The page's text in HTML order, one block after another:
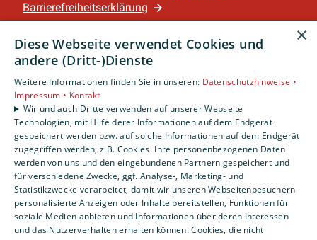
Barrierefreiheitserklärung
Leistungen
Privatkunden
Gewerbekunden
Karriere
Unternehmen
Standort
Nürnberg
×
Diese Webseite verwendet Cookies und
andere (Dritt-)Dienste
Weitere Informationen finden Sie in unseren: Datenschutzhinweise •
Impressum • Kontakt
Wir und auch Dritte verwenden auf unserer Webseite
Technologien, mit Hilfe derer Informationen auf dem Endgerät
gespeichert werden bzw. auf solche Informationen auf dem Endgerät
zugegriffen werden, z.B. Cookies. Ihre personenbezogenen Daten
werden von uns und den eingebundenen Partnern gespeichert und
für verschiedene Zwecke, ggf. Analyse-, Marketing- und
Statistikzwecke verarbeitet, damit wir unseren Webseitenbesuchern
personalisierte Anzeigen oder Inhalte bereitstellen, Funktionen für
soziale Medien anbieten und Informationen über deren Interessen
und das Nutzerverhalten erhalten können. Cookies, die nicht